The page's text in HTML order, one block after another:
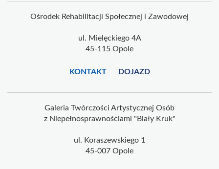
Ośrodek Rehabilitacji Społecznej i Zawodowej
ul. Mielęckiego 4A
45-115 Opole
KONTAKT DOJAZD
Galeria Twórczości Artystycznej Osób
z Niepełnosprawnościami "Biały Kruk"
ul. Koraszewskiego 1
45-007 Opole